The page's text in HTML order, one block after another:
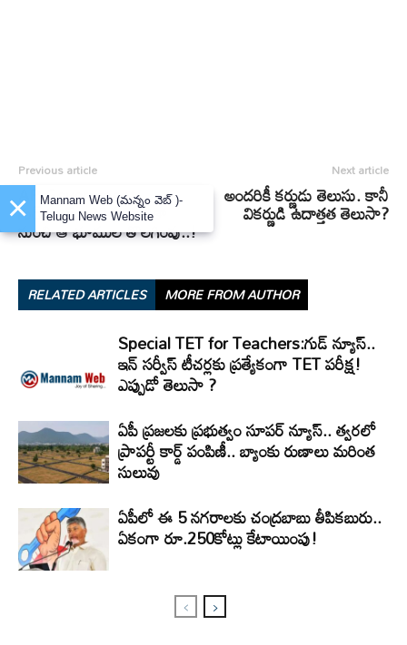
Previous article
AP Government:
గుడ్‌న్యూస్‌.. 22 ఏ జాబితా
నుంచి ఆ భూముల తొలగింపు..!
Next article
అందరికీ కర్ణుడు తెలుసు. కానీ
వికర్ణుడి ఉదాత్తత తెలుసా?
RELATED ARTICLES MORE FROM AUTHOR
Special TET for Teachers:గుడ్ న్యూస్..
ఇన్ సర్వీస్ టీచర్లకు ప్రత్యేకంగా TET పరీక్ష!
ఎప్పుడో తెలుసా ?
ఏపీ ప్రజలకు ప్రభుత్వం సూపర్ న్యూస్.. త్వరలో
ప్రాపర్టీ కార్డ్ పంపిణీ.. బ్యాంకు రుణాలు మరింత
సులువు
ఏపీలో ఈ 5 నగరాలకు చంద్రబాబు తీపికబురు..
ఏకంగా రూ.250కోట్లు కేటాయింపు!
×
Mannam Web (మన్నం వెబ్ )-
Telugu News Website